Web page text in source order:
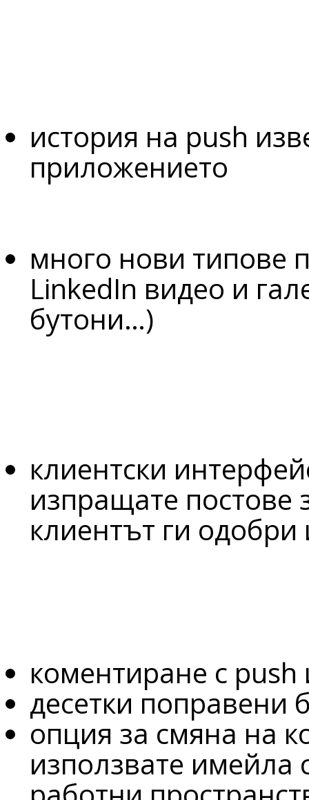
история на push
приложението
много нови типове
LinkedIn видео и
бутони…)
клиентски
изпращате постове
клиентът ги одобри
коментиране с push
десетки поправени
опция за смяна на
използвате имейла